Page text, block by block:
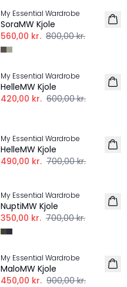
My Essential Wardrobe
SoraMW Kjole
560,00 kr. 800,00 kr.
-30%
My Essential Wardrobe
HelleMW Kjole
420,00 kr. 600,00 kr.
My Essential Wardrobe
HelleMW Kjole
490,00 kr. 700,00 kr.
My Essential Wardrobe
NuptiMW Kjole
350,00 kr. 700,00 kr.
-50%
My Essential Wardrobe
MaloMW Kjole
450,00 kr. 900,00 kr.